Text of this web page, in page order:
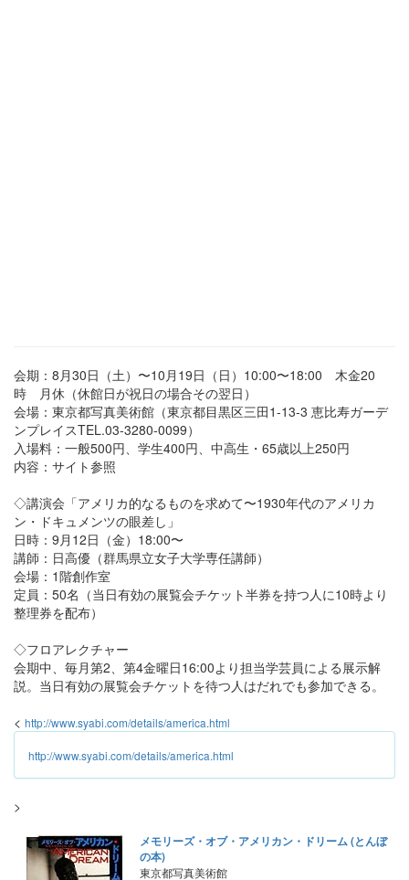
会期：8月30日（土）〜10月19日（日）10:00〜18:00 木金20
時 月休（休館日が祝日の場合その翌日）
会場：東京都写真美術館（東京都目黒区三田1-13-3 恵比寿ガーデ
ンプレイスTEL.03-3280-0099）
入場料：一般500円、学生400円、中高生・65歳以上250円
内容：サイト参照
◇講演会「アメリカ的なるものを求めて〜1930年代のアメリカ
ン・ドキュメンツの眼差し」
日時：9月12日（金）18:00〜
講師：日高優（群馬県立女子大学専任講師）
会場：1階創作室
定員：50名（当日有効の展覧会チケット半券を持つ人に10時より
整理券を配布）
◇フロアレクチャー
会期中、毎月第2、第4金曜日16:00より担当学芸員による展示解
説。当日有効の展覧会チケットを待つ人はだれでも参加できる。
< http://www.syabi.com/details/america.html
http://www.syabi.com/details/america.html
>
メモリーズ・オブ・アメリカン・ドリーム (とんぼ
の本)
東京都写真美術館